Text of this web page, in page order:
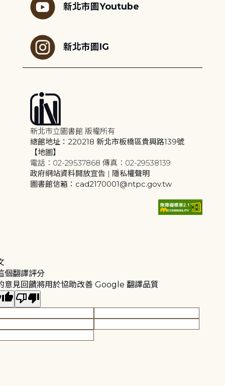
新北市圖Youtube
新北市圖IG
新北市立圖書館 版權所有
總館地址：220218 新北市板橋區貴興路139號
【地圖】
電話：02-29537868 傳真：02-29538139
政府網站資料開放宣告 | 隱私權聲明
圖書館信箱：cad2170001@ntpc.gov.tw
個翻譯評分
意見回饋將用於協助改善 Google 翻譯品質